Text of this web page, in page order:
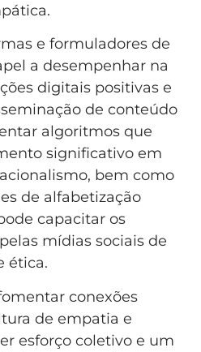
e formuladores de
a desempenhar na
digitais positivas e
de conteúdo
algoritmos que
significativo em
bem como
de alfabetização
capacitar os
mídias sociais de
ética.
conexões
de empatia e
esforço coletivo e um